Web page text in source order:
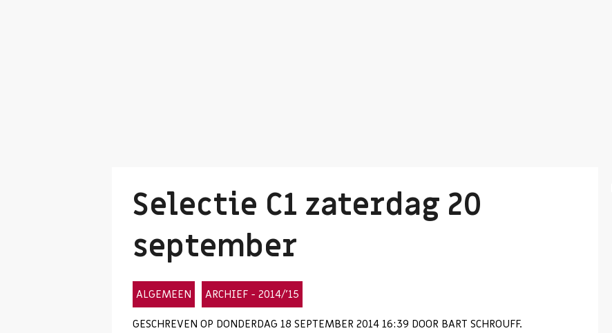
Selectie C1 zaterdag 20
september
ALGEMEEN
ARCHIEF - 2014/'15
GESCHREVEN OP DONDERDAG 18 SEPTEMBER 2014 16:39 DOOR BART SCHROUFF.